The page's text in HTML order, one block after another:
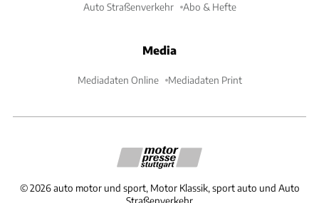
Auto Straßenverkehr Abo & Hefte
Media
Mediadaten Online Mediadaten Print
©2026 auto motor und sport, Motor Klassik, sport auto und Auto
Straßenverkehr